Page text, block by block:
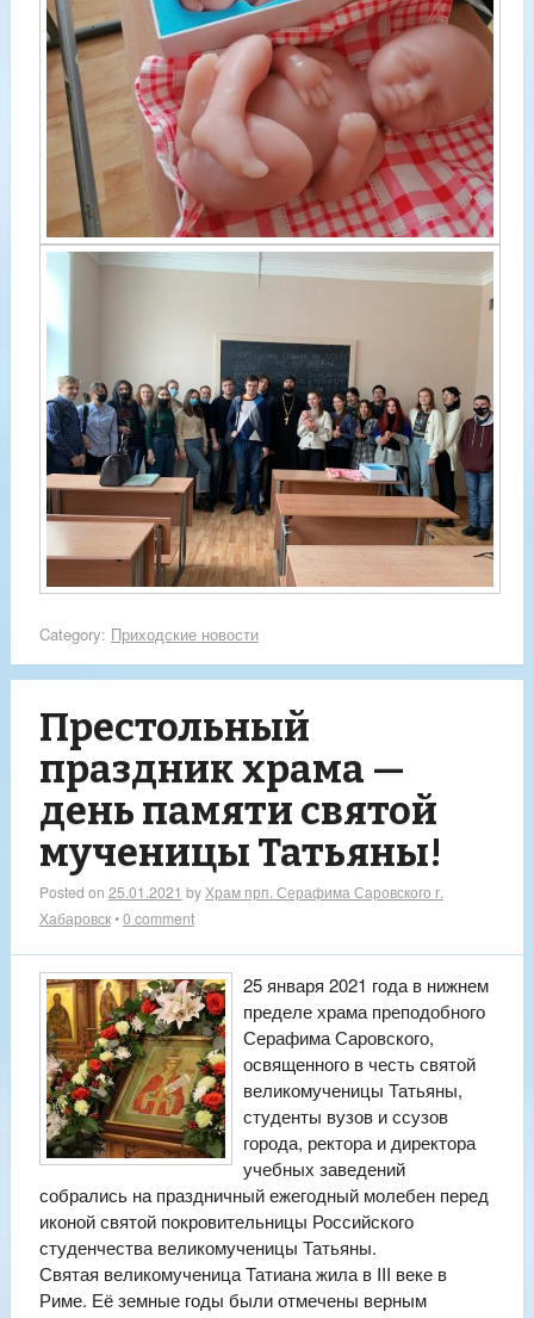
Category: Приходские новости
Престольный
праздник храма —
день памяти святой
мученицы Татьяны!
Posted on 25.01.2021 by Храм прп. Серафима Саровского г.
Хабаровск•0 comment
25 января 2021 года в нижнем
пределе храма преподобного
Серафима Саровского,
освященного в честь святой
великомученицы Татьяны,
студенты вузов и ссузов
города, ректора и директора
учебных заведений
собрались на праздничный ежегодный молебен перед
иконой святой покровительницы Российского
студенчества великомученицы Татьяны.
Святая великомученица Татиана жила в III веке в
Риме. Её земные годы были отмечены верным